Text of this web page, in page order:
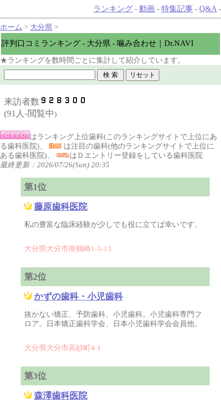
ランキング - 動画 - 特集記事 - Q&A -
ホーム > 大分県 >
評判口コミランキング - 大分県 - 噛み合わせ｜Dr.NAVI
★ランキングを数時間ごとに集計して紹介しています。
来訪者数
(91人-閲覧中)
はランキング上位歯科(このランキングサイトで上位にあ
る歯科医院)、
は注目の歯科(他のランキングサイトで上位に
ある歯科医院)、
はＤエントリー登録をしている歯科医院
最終更新：2026/07/26(Sun) 20:35
第1位
藤原歯科医院
私の豊富な臨床経験が少しでも役に立てば幸いです。
大分県大分市南鶴崎1-3-13
第2位
かずの歯科・小児歯科
抜かない矯正、予防歯科、小児歯科。小児歯科専門フ
ロア。日本矯正歯科学会、日本小児歯科学会会員他。
大分県大分市高砂町4-1
第3位
森澤歯科医院